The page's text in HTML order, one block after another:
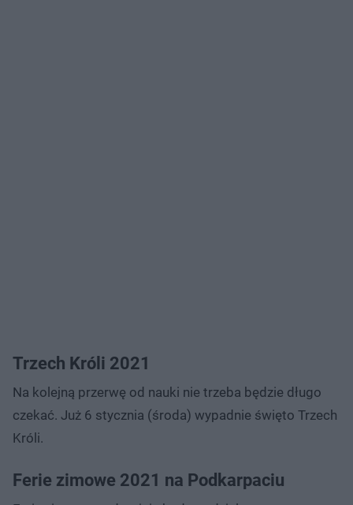
Trzech Króli 2021
Na kolejną przerwę od nauki nie trzeba będzie długo
czekać. Już 6 stycznia (środa) wypadnie święto Trzech
Króli.
Ferie zimowe 2021 na Podkarpaciu